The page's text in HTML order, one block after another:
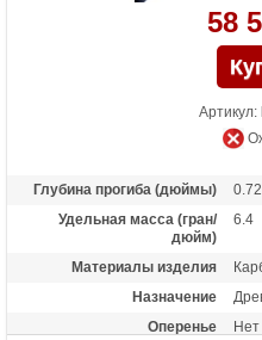
58
Артикул:
Глубина прогиба (дюймы)
0.72
Удельная масса (гран/
дюйм)
6.4
Материалы изделия
Назначение
Оперенье
Нет